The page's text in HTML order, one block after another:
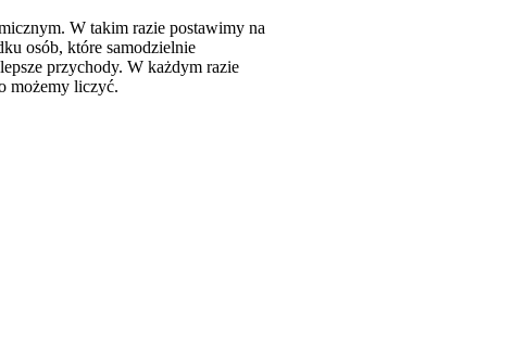
W takim razie postawimy na
osób, które samodzielnie
przychody. W każdym razie
możemy liczyć.